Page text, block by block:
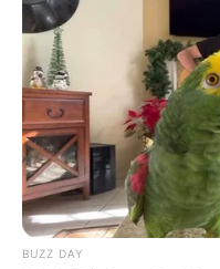
BUZZ DAY